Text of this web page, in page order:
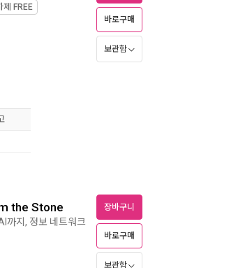
제 FREE
바로구매
보관함
the Stone
까지, 정보 네트워크
장바구니
바로구매
보관함